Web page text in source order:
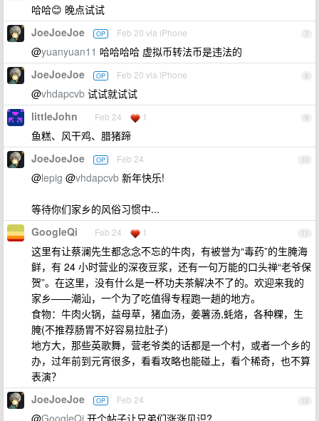
哈哈😊 晚点试试
7
JoeJoeJoe OP Feb 20 via iPhone
@yuanyuan11 哈哈哈哈 虚拟币转法币是违法的
8
JoeJoeJoe OP Feb 20 via iPhone
@vhdapcvb 试试就试试
9
littleJohn Feb 24 1
鱼糕、风干鸡、腊猪蹄
10
JoeJoeJoe OP Feb 24
@lepig @vhdapcvb 新年快乐!
等待你们家乡的风俗习惯中...
11
GoogleQi Feb 24 1
这里有让蔡澜先生都念念不忘的牛肉，有被誉为“毒药”的生腌海
鲜，有 24 小时营业的深夜豆浆，还有一句万能的口头禅“老爷保
贺”。在这里，没有什么是一杯功夫茶解决不了的。欢迎来我的
家乡——潮汕，一个为了吃值得专程跑一趟的地方。
食物：牛肉火锅，益母草，猪血汤，姜薯汤,蚝烙，各种粿，生
腌(不推荐肠胃不好容易拉肚子)
地方大，那些英歌舞，营老爷类的话都是一个村，或者一个乡的
办，过年前到元宵很多，看看攻略也能碰上，看个稀奇，也不算
表演？
12
JoeJoeJoe OP Feb 24